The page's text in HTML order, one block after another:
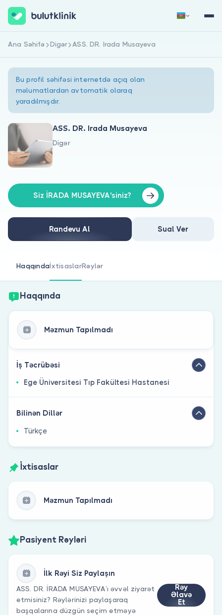
Haqqımızda
Xəstələr üçün
Həkimlər üçün
Qeydiyyat Daxil Ol
Ana Səhifə Digər ASS. DR. Irada Musayeva
Bu profil səhifəsi internetdə açıq olan
məlumatlardan avtomatik olaraq
yaradılmışdır.
ASS. DR. Irada Musayeva
Digər
Siz İRADA MUSAYEVA'siniz?
Randevu Al Sual Ver
HaqqındaİxtisaslarRəylər
Haqqında
Məzmun Tapılmadı
İş Təcrübəsi
Ege Üniversitesi Tıp Fakültesi Hastanesi
Bilinən Dillər
Türkçe
İxtisaslar
Məzmun Tapılmadı
Pasiyent Rəyləri
İlk Rəyi Siz Paylaşın
ASS. DR. İRADA MUSAYEVA’ı əvvəl ziyarət
etmisiniz? Rəylərinizi paylaşaraq
başqalarına düzgün seçim etməyə
Rəy
Əlavə
Et